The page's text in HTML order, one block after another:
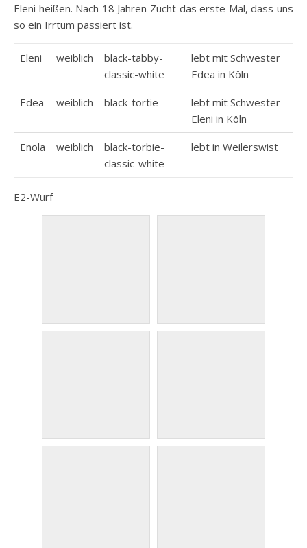
Eleni heißen. Nach 18 Jahren Zucht das erste Mal, dass uns
so ein Irrtum passiert ist.
Eleni weiblich
black-tabby-
classic-white
lebt mit Schwester
Edea in Köln
Edea weiblich black-tortie
lebt mit Schwester
Eleni in Köln
Enola weiblich
black-torbie-
classic-white
lebt in Weilerswist
E2-Wurf